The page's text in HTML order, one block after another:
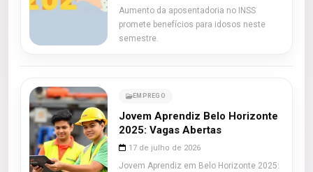
Aumento da aposentadoria no INSS
promete benefícios para idosos neste
semestre.
EMPREGO
Jovem Aprendiz Belo Horizonte
2025: Vagas Abertas
17 de julho de 2026
Jovem Aprendiz em Belo Horizonte 2025: